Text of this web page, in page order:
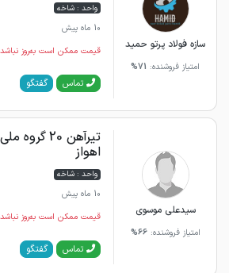
سازه فولاد پرتو حمید
امتیاز فروشنده: 71%
واحد : شاخه
10 ماه پیش
قیمت ممکن است به‌روز نباشد
تماس گفتگو
سیدعلی موسوی
امتیاز فروشنده:66%
تیرآهن 20
اهواز
واحد : شاخه
10 ماه پیش
قیمت ممکن است به‌روز نباشد
تماس گفتگو